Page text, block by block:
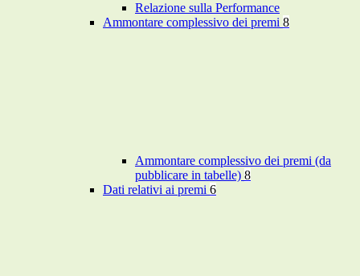
Relazione sulla Performance
Ammontare complessivo dei premi 8
Ammontare complessivo dei premi (da
pubblicare in tabelle) 8
Dati relativi ai premi 6